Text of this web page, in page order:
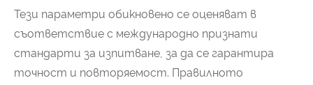
Тези параметри обикновено се оценяват в
съответствие с международно признати
стандарти за изпитване, за да се гарантира
точност и повторяемост. Правилното